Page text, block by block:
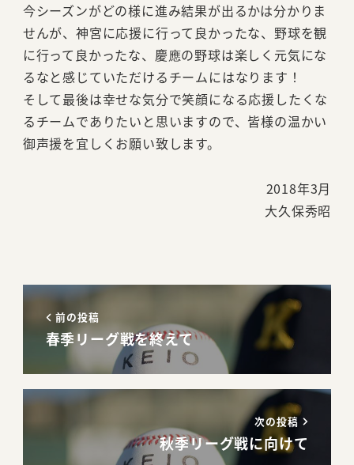
今シーズンがどの様に進み結果が出るかは分かりま
せんが、神宮に応援に行って良かったな、野球を観
に行って良かったな、慶應の野球は楽しく元気にな
るなと感じていただけるチームにはなります！
そして最後は幸せな気分で笑顔になる応援したくな
るチームでありたいと思いますので、皆様の温かい
御声援を宜しくお願い致します。
2018年3月
大久保秀昭
前の投稿
春季リーグ戦を終えて
次の投稿
秋季リーグ戦に向けて